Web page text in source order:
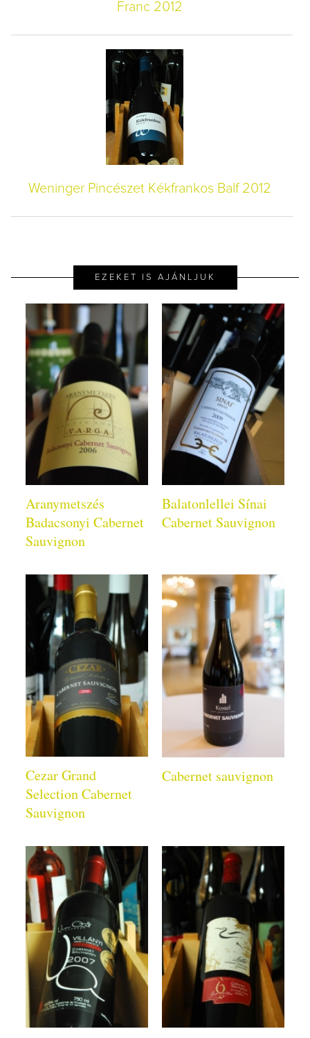
Franc 2012
Weninger Pincészet Kékfrankos Balf 2012
EZEKET IS AJÁNLJUK
Aranymetszés
Badacsonyi Cabernet
Sauvignon
Balatonlellei Sínai
Cabernet Sauvignon
Cezar Grand
Selection Cabernet
Sauvignon
Cabernet sauvignon